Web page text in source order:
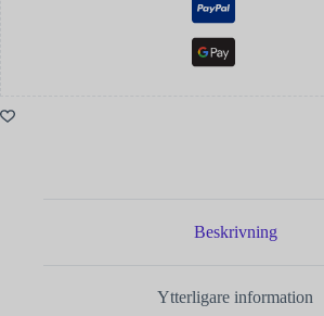
Beskrivning
Ytterligare information